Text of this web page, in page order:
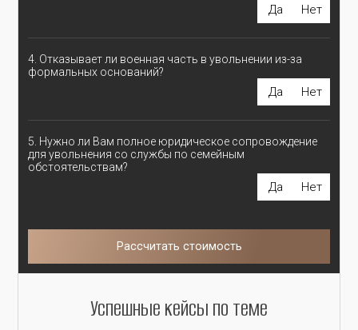
Да Нет
4. Отказывает ли военная часть в увольнении из-за
формальных оснований?
Да Нет
5. Нужно ли Вам полное юридическое сопровождение
для увольнения со службы по семейным
обстоятельствам?
Да Нет
Рассчитать стоимость
Успешные кейсы по теме